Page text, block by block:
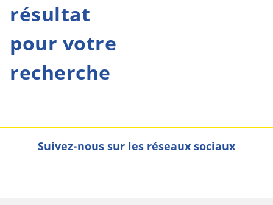
résultat
pour votre
recherche
Suivez-nous sur les réseaux sociaux